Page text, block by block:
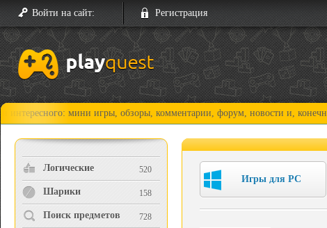
Войти на сайт: Регистрация
мини игры, обзоры, комментарии, форум, новости и, конечно,
Логические 520
Шарики 158
Поиск предметов 728
Игры для PC